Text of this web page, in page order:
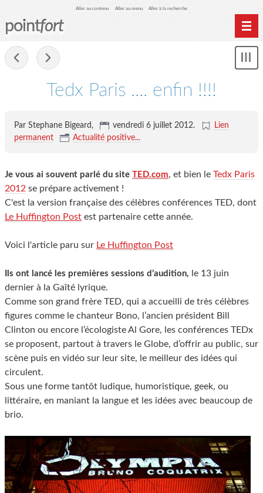
Aller au contenu Aller au menu Aller à la recherche
pointfort
Tedx Paris .... enfin !!!!
Par Stephane Bigeard, vendredi 6 juillet 2012.
Lien
permanent
Actualité positive...
Je vous ai souvent parlé du site TED.com, et bien le Tedx Paris
2012 se prépare activement !
C'est la version française des célèbres conférences TED, dont
Le Huffington Post est partenaire cette année.
Voici l'article paru sur Le Huffington Post
Ils ont lancé les premières sessions d’audition, le 13 juin
dernier à la Gaîté lyrique.
Comme son grand frère TED, qui a accueilli de très célèbres
figures comme le chanteur Bono, l’ancien président Bill
Clinton ou encore l’écologiste Al Gore, les conférences TEDx
se proposent, partout à travers le Globe, d’offrir au public, sur
scène puis en vidéo sur leur site, le meilleur des idées qui
circulent.
Sous une forme tantôt ludique, humoristique, geek, ou
littéraire, en maniant la langue et les idées avec beaucoup de
brio.